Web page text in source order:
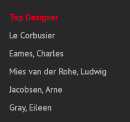
Top Designer
Le Corbusier
Eames, Charles
Mies van der Rohe, Ludwig
Jacobsen, Arne
Gray, Eileen